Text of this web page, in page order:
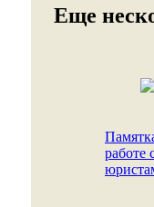
Еще
работе